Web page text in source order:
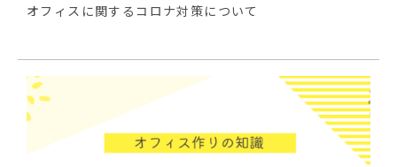
オフィスに関するコロナ対策について